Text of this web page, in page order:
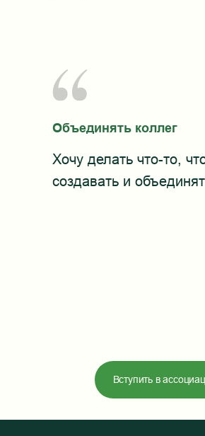
Объединять коллег
Хочу делать что-то,
создавать и
Вступить в